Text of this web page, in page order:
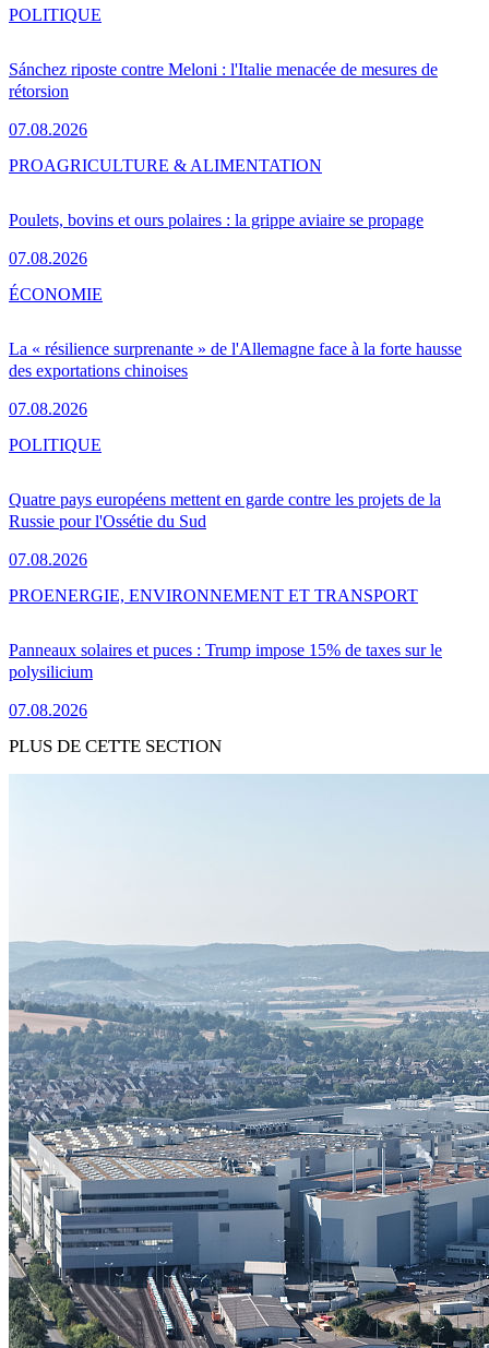
Sánchez riposte contre Meloni : l'Italie menacée de mesures de
rétorsion
07.08.2026
POLITIQUE
Poulets, bovins et ours polaires : la grippe aviaire se propage
07.08.2026
PROAGRICULTURE & ALIMENTATION
La « résilience surprenante » de l'Allemagne face à la forte hausse
des exportations chinoises
07.08.2026
ÉCONOMIE
Quatre pays européens mettent en garde contre les projets de la
Russie pour l'Ossétie du Sud
07.08.2026
POLITIQUE
Panneaux solaires et puces : Trump impose 15% de taxes sur le
polysilicium
07.08.2026
PROENERGIE, ENVIRONNEMENT ET TRANSPORT
PLUS DE CETTE SECTION